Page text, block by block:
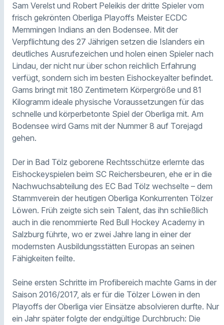
Sam Verelst und Robert Peleikis der dritte Spieler vom
frisch gekrönten Oberliga Playoffs Meister ECDC
Memmingen Indians an den Bodensee. Mit der
Verpflichtung des 27 Jährigen setzen die Islanders ein
deutliches Ausrufezeichen und holen einen Spieler nach
Lindau, der nicht nur über schon reichlich Erfahrung
verfügt, sondern sich im besten Eishockeyalter befindet.
Gams bringt mit 180 Zentimetern Körpergröße und 81
Kilogramm ideale physische Voraussetzungen für das
schnelle und körperbetonte Spiel der Oberliga mit. Am
Bodensee wird Gams mit der Nummer 8 auf Torejagd
gehen.
Der in Bad Tölz geborene Rechtsschütze erlernte das
Eishockeyspielen beim SC Reichersbeuren, ehe er in die
Nachwuchsabteilung des EC Bad Tölz wechselte – dem
Stammverein der heutigen Oberliga Konkurrenten Tölzer
Löwen. Früh zeigte sich sein Talent, das ihn schließlich
auch in die renommierte Red Bull Hockey Academy in
Salzburg führte, wo er zwei Jahre lang in einer der
modernsten Ausbildungsstätten Europas an seinen
Fähigkeiten feilte.
Seine ersten Schritte im Profibereich machte Gams in der
Saison 2016/2017, als er für die Tölzer Löwen in den
Playoffs der Oberliga vier Einsätze absolvieren durfte. Nur
ein Jahr später folgte der endgültige Durchbruch: Die